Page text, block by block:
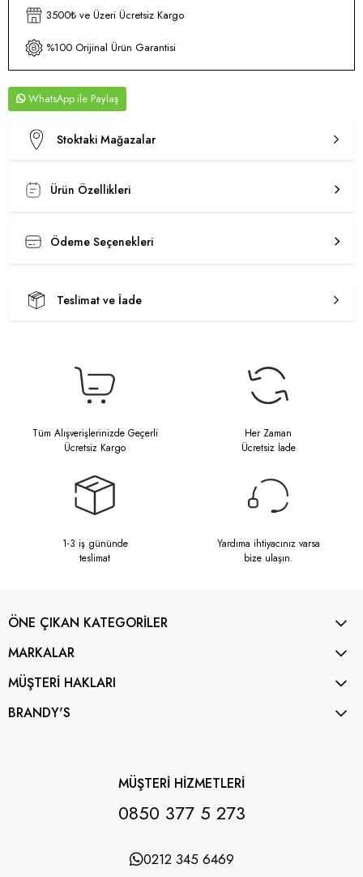
3500₺ ve Üzeri Ücretsiz Kargo
%100 Orijinal Ürün Garantisi
WhatsApp
Stoktaki Mağazalar
Ürün Özellikleri
Ödeme Seçenekleri
Teslimat ve İade
Tüm Alışverişlerinizde Geçerli
Ücretsiz Kargo
Her Zaman
Ücretsiz İade
1-3 iş gününde
teslimat
Yardıma ihtiyacınız varsa
bize ulaşın.
ÖNE ÇIKAN KATEGORİLER
MARKALAR
MÜŞTERİ HAKLARI
BRANDY'S
MÜŞTERİ HİZMETLERİ
0850 377 5 273
0212 345 6469